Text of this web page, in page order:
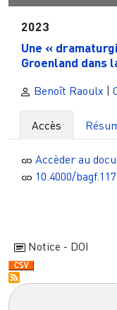
2023
Une «
Groenland dans
Benoît Raoulx |
Accès
Accèder au
10.4000/
Notice - DOI